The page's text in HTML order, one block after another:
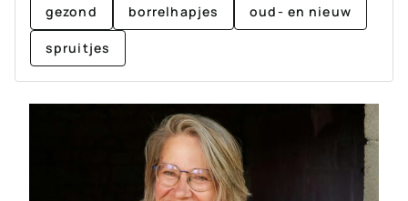
gezond borrelhapjes oud- en nieuw
spruitjes